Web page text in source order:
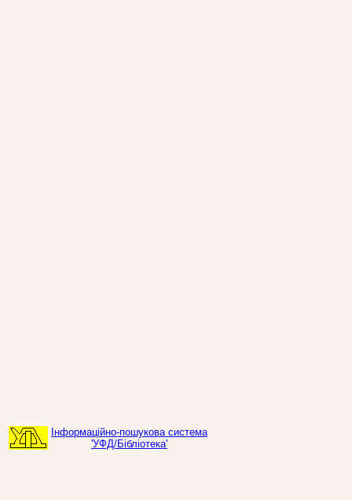
Інформаційно-пошукова система
'УФД/Бібліотека'